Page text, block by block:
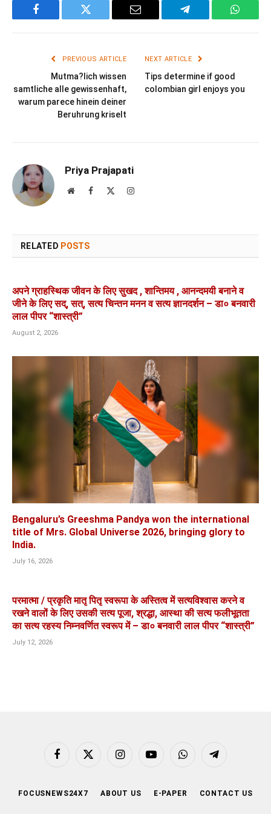
Facebook Twitter Email Telegram
PREVIOUS ARTICLE
Mutma?lich wissen
samtliche alle gewissenhaft,
warum parece hinein deiner
Beruhrung kriselt
NEXT ARTICLE
Tips determine if good
colombian girl enjoys you
Priya Prajapati
WebsiteFacebook Instagram
RELATED POSTS
अपने ग्राहस्थिक जीवन के लिए सुखद , शान्तिमय , आनन्दमयी बनाने व
जीने के लिए सद्, सत्, सत्य चिन्तन मनन व सत्य ज्ञानदर्शन – डा० बनवारी
लाल पीपर “शास्त्री”
August 2, 2026
Bengaluru’s Greeshma Pandya won the international
title of Mrs. Global Universe 2026, bringing glory to
India.
July 16, 2026
परमात्मा / प्रकृति मातृ पितृ स्वरूपा के अस्तित्व में सत्यविश्वास करने व
रखने वालों के लिए उसकी सत्य पूजा, श्रद्धा, आस्था की सत्य फलीभूतता
का सत्य रहस्य निम्नवर्णित स्वरूप में – डा० बनवारी लाल पीपर “शास्त्री”
July 12, 2026
Facebook
X
InstagramYouTubeWhatsAppTelegram
FOCUSNEWS24X7 ABOUT US E-PAPER CONTACT US